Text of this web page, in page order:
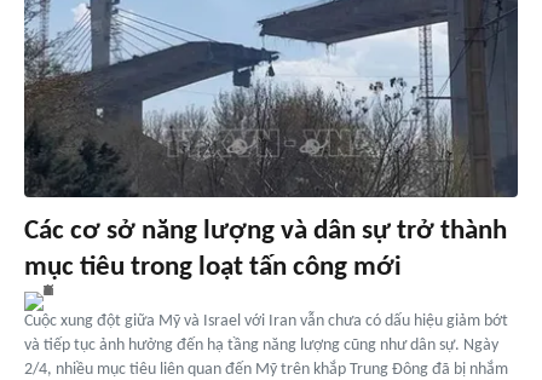
Các cơ sở năng lượng và dân sự trở thành
mục tiêu trong loạt tấn công mới
Cuộc xung đột giữa Mỹ và Israel với Iran vẫn chưa có dấu hiệu giảm bớt
và tiếp tục ảnh hưởng đến hạ tầng năng lượng cũng như dân sự. Ngày
2/4, nhiều mục tiêu liên quan đến Mỹ trên khắp Trung Đông đã bị nhắm